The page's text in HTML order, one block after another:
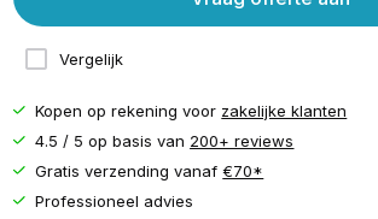
Vergelijk
Kopen op rekening voor zakelijke klanten
4.5 / 5 op basis van 200+ reviews
Gratis verzending vanaf€70*
Professioneel advies